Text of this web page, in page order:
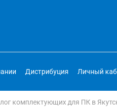
Дистрибуция Личный
комплектующих для ПК в